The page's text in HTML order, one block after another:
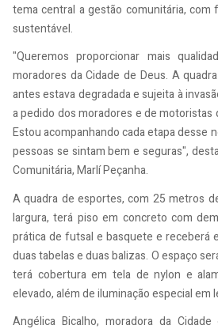
tema central a gestão comunitária,
sustentável.
"Queremos proporcionar mais
moradores da Cidade de Deus. A
antes estava degradada e sujeita à
a pedido dos moradores e de motoristas
Estou acompanhando cada etapa desse
pessoas se sintam bem e seguras",
Comunitária, Marlí Peçanha.
A quadra de esportes, com 25 metros
largura, terá piso em concreto com
prática de futsal e basquete e receberá
duas tabelas e duas balizas. O espaço
terá cobertura em tela de nylon e
elevado, além de iluminação especial em
Angélica Bicalho, moradora da